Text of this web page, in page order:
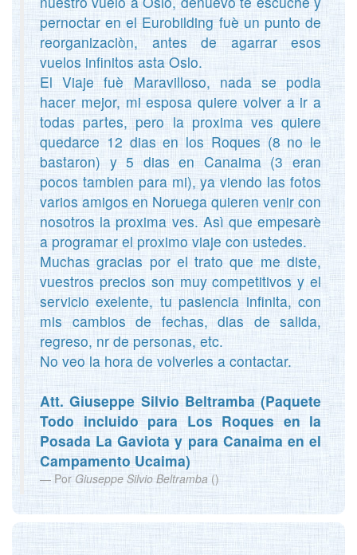
pernoctar en el Eurobilding fuè un punto de
reorganizaciòn, antes de agarrar esos
vuelos infinitos asta Oslo.
El Viaje fuè Maravilloso, nada se podia
hacer mejor, mi esposa quiere volver a ir a
todas partes, pero la proxima ves quiere
quedarce 12 dias en los Roques (8 no le
bastaron) y 5 dias en Canaima (3 eran
pocos tambien para mi), ya viendo las fotos
varios amigos en Noruega quieren venir con
nosotros la proxima ves. Asì que empesarè
a programar el proximo viaje con ustedes.
Muchas gracias por el trato que me diste,
vuestros precios son muy competitivos y el
servicio exelente, tu pasiencia infinita, con
mis cambios de fechas, dias de salida,
regreso, nr de personas, etc.
No veo la hora de volverles a contactar.
Att. Giuseppe Silvio Beltramba (Paquete
Todo incluido para Los Roques en la
Posada La Gaviota y para Canaima en el
Campamento Ucaima)
Por Giuseppe Silvio Beltramba ()